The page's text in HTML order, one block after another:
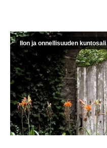
Ilon ja onnellisuuden kuntosali